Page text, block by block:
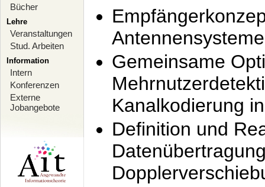
Bücher
Lehre
Veranstaltungen
Stud. Arbeiten
Information
Intern
Konferenzen
Externe
Jobangebote
Antennensysteme
Gemeinsame
Kanalkodierung
Definition und